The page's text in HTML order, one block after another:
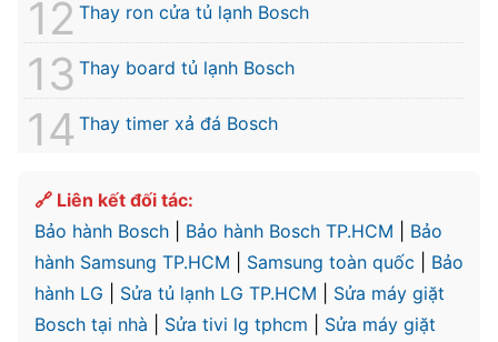
Thay ron cửa tủ lạnh Bosch
Thay board tủ lạnh Bosch
Thay timer xả đá Bosch
🔗 Liên kết đối tác:
Bảo hành Bosch
Bảo hành Bosch TP.HCM
Bảo
hành Samsung TP.HCM
Samsung toàn quốc
Bảo
hành LG
Sửa tủ lạnh LG TP.HCM
Sửa máy giặt
Bosch tại nhà
Sửa tivi lg tphcm
Sửa máy giặt